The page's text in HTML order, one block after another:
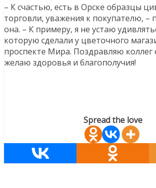
– К счастью, есть в Орске образцы
торговли, уважения к покупателю, –
она. – К примеру, я не устаю
которую сделали у цветочного
проспекте Мира. Поздравляю коллег
желаю здоровья и благополучия!
Spread the love